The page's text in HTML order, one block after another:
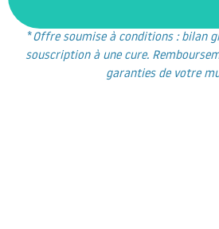
*Offre soumise à conditions : bilan
souscription à une cure.
garanties de votre